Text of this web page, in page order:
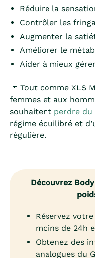
Réduire la
Contrôler les
Augmenter la
Améliorer le
Aider à mieux
📌 Tout comme XLS
femmes et aux
souhaitent perdre du
régime équilibré et
régulière.
Découvrez
Réservez
moins de 24h
Obtenez des
analogues du